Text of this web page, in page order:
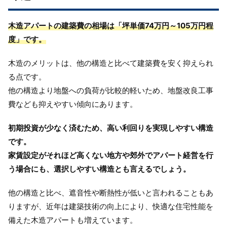
木造アパートの建築費の相場は「坪単価74万円～105万円程
度」です。
木造のメリットは、他の構造と比べて建築費を安く抑えられ
る点です。
他の構造より地盤への負荷が比較的軽いため、地盤改良工事
費なども抑えやすい傾向にあります。
初期投資が少なく済むため、高い利回りを実現しやすい構造
です。
家賃設定がそれほど高くない地方や郊外でアパート経営を行
う場合にも、選択しやすい構造とも言えるでしょう。
他の構造と比べ、遮音性や断熱性が低いと言われることもあ
りますが、近年は建築技術の向上により、快適な住宅性能を
備えた木造アパートも増えています。